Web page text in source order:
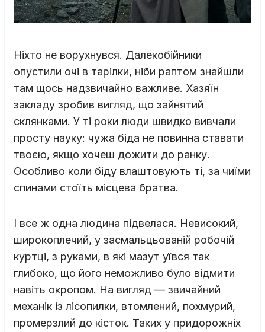
Ніхто не ворухнувся. Далекобійники
опустили очі в тарілки, ніби раптом знайшли
там щось надзвичайно важливе. Хазяїн
закладу зробив вигляд, що зайнятий
склянками. У ті роки люди швидко вивчали
просту науку: чужа біда не повинна ставати
твоєю, якщо хочеш дожити до ранку.
Особливо коли біду влаштовують ті, за чиїми
спинами стоїть місцева братва.
І все ж одна людина підвелася. Невисокий,
широкоплечий, у засмальцьованій робочій
куртці, з руками, в які мазут уївся так
глибоко, що його неможливо було відмити
навіть окропом. На вигляд — звичайний
механік із лісопилки, втомлений, похмурий,
промерзлий до кісток. Таких у придорожніх